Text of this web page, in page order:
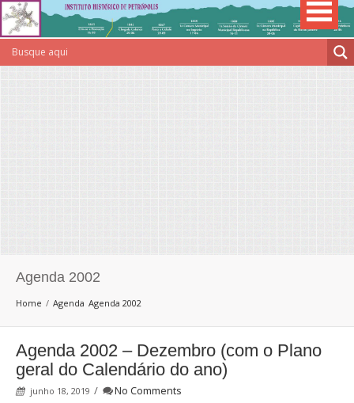
Agenda 2002
Home Agenda Agenda 2002
Agenda 2002 – Dezembro (com o Plano
geral do Calendário do ano)
junho 18, 2019 /
No Comments